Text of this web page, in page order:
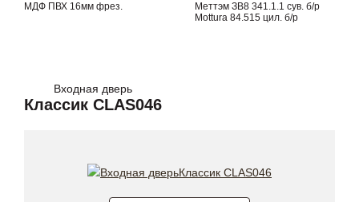
МДФ ПВХ 16мм фрез.
Меттэм ЗВ8 341.1.1 сув. б/р
Mottura 84.515 цил. б/р
Входная дверь
Классик CLAS046